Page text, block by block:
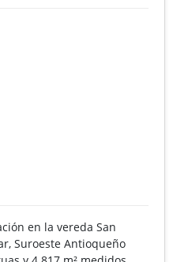
en la vereda San
Suroeste Antioqueño